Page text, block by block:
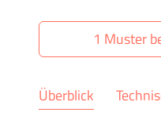
1 Muster
Überblick